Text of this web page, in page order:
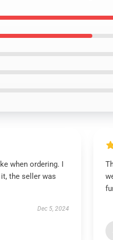
when ordering. I
the seller was
Dec 5, 2024